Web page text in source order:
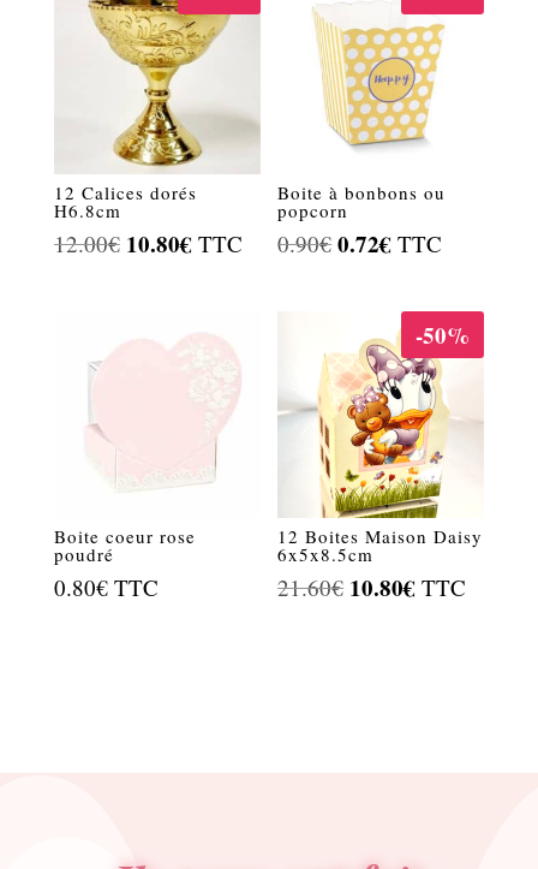
12 Calices dorés
H6.8cm
12.00€ Le
était :
10.80€Le
est :
10.80€.
TTC
Boite à bonbons ou
popcorn
0.90€ Le
était :
0.90€.
0.72€ Le
actuel
est :
0.72€.
TTC
Boite coeur rose
poudré
0.80€ TTC
-50%
12 Boites Maison Daisy
6x5x8.5cm
21.60€ Le
10.80€ Le
TTC